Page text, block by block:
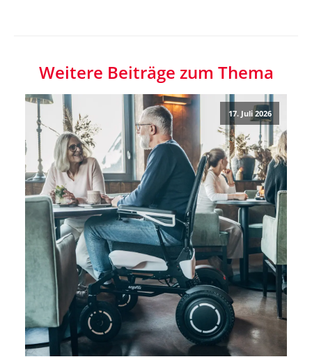
Weitere Beiträge zum Thema
17. Juli 2026